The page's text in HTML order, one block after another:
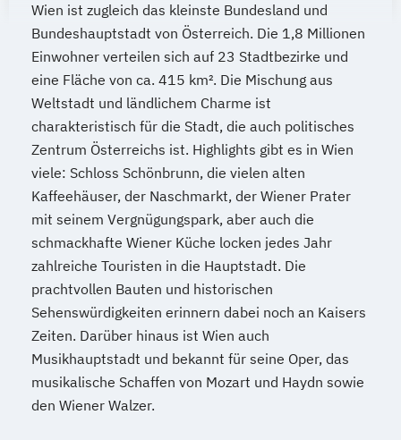
Wirtschaftsinformatik
Wirtschaftsingenieurwesen
Wirtschaftsingenieurwesen
Baumanagement
Wirtschaftsingenieurwesen Digitale
Produktion (B. Eng.) 6 oder 7 Semester
Wirtschaftsingenieurwesen Erneuerbare
Energien (B. Eng.) 6 oder 7 Semester
Wirtschaftsingenieurwesen Künstliche
Intelligenz (B. Eng.) 6 oder 7 Semester
Wirtschaftsingenieurwesen Lebensmittel
(B. Eng.) 6 oder 7 Semester
Wirtschaftsingenieurwesen Logistik (B.
Eng.) 6 ode 7 Semester
Wirtschaftsingenieurwesen für Ingenieure
Wirtschaftsingenieurwesen für
Wien ist zugleich das kleinste Bundesland und
Bundeshauptstadt von Österreich. Die 1,8 Millionen
Einwohner verteilen sich auf 23 Stadtbezirke und
eine Fläche von ca. 415 km². Die Mischung aus
Weltstadt und ländlichem Charme ist
charakteristisch für die Stadt, die auch politisches
Zentrum Österreichs ist. Highlights gibt es in Wien
viele: Schloss Schönbrunn, die vielen alten
Kaffeehäuser, der Naschmarkt, der Wiener Prater
mit seinem Vergnügungspark, aber auch die
schmackhafte Wiener Küche locken jedes Jahr
zahlreiche Touristen in die Hauptstadt. Die
prachtvollen Bauten und historischen
Sehenswürdigkeiten erinnern dabei noch an Kaisers
Zeiten. Darüber hinaus ist Wien auch
Musikhauptstadt und bekannt für seine Oper, das
musikalische Schaffen von Mozart und Haydn sowie
den Wiener Walzer.